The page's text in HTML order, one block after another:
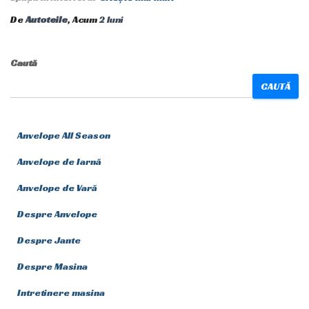
DeAutoteile, Acum2 luni
Caută
CAUTĂ
Anvelope All Season
Anvelope de Iarnă
Anvelope de Vară
Despre Anvelope
Despre Jante
Despre Masina
Intretinere masina